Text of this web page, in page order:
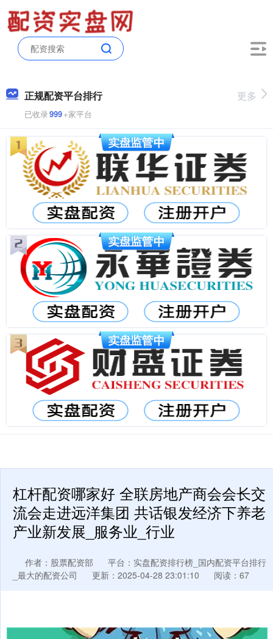
正规配资平台排行
已收录999+家平台
更多
杠杆配资哪家好 全联房地产商会会长交
流会走进远洋集团 共话银发经济下养老
产业新发展_服务业_行业
作者：股票配资部
平台：实盘配资排行榜_国内配资平台排行
_最大的配资公司
更新：2025-04-28 23:01:10 阅读：67